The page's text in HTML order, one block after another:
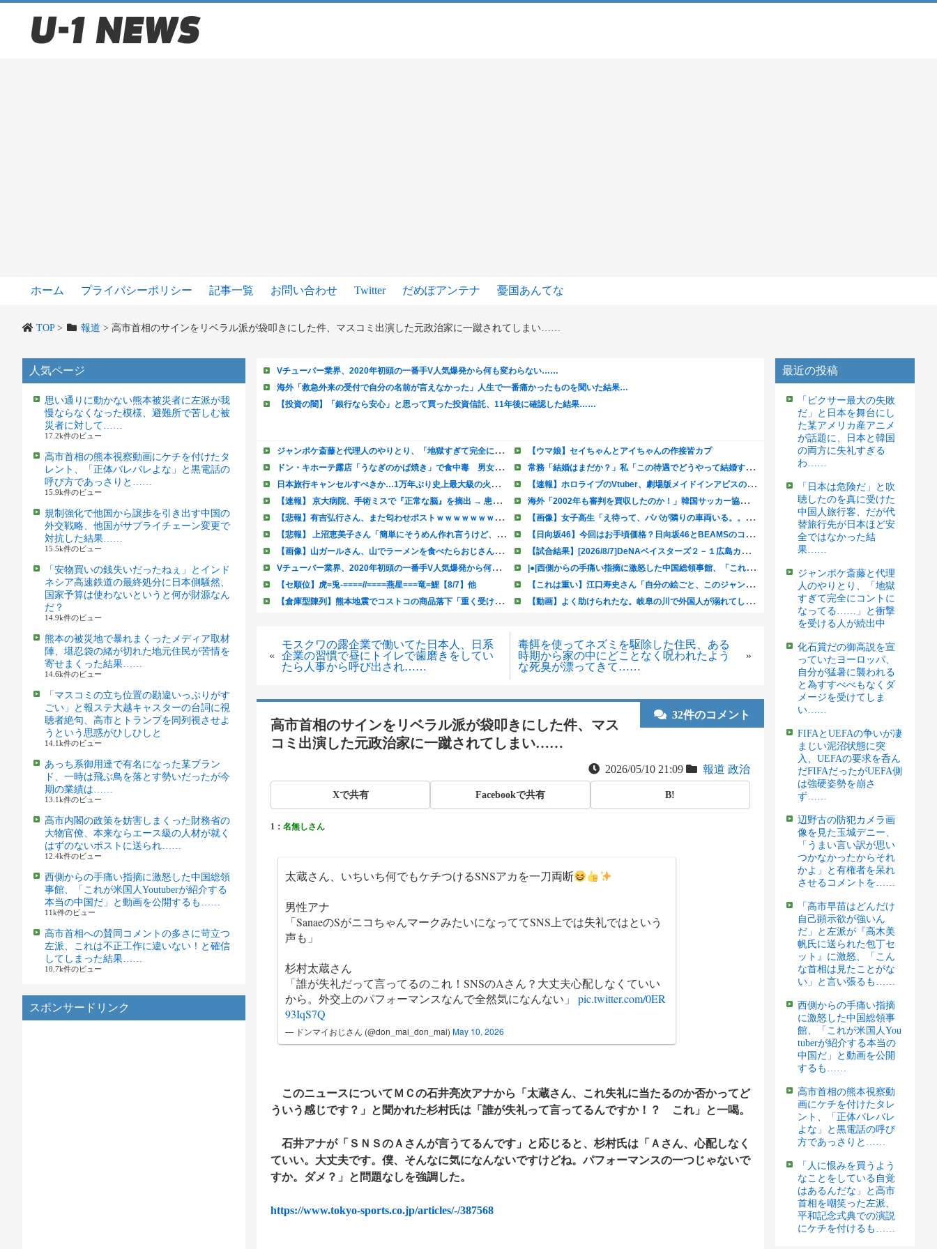
ホーム プライバシーポリシー 記事一覧 お問い合わせ Twitter だめぽアンテナ 憂国あんてな
TOP> 報道 > 高市首相のサインをリベラル派が袋叩きにした件、マスコミ出演した元政治家に一蹴されてしまい……
人気ページ
思い通りに動かない熊本被災者に左派が我
慢ならなくなった模様、避難所で苦しむ被
災者に対して……
17.2k件のビュー
高市首相の熊本視察動画にケチを付けたタ
レント、「正体バレバレよな」と黒電話の
呼び方であっさりと……
15.9k件のビュー
規制強化で他国から譲歩を引き出す中国の
外交戦略、他国がサプライチェーン変更で
対抗した結果……
15.5k件のビュー
「安物買いの銭失いだったねぇ」とインド
ネシア高速鉄道の最終処分に日本側騒然、
国家予算は使わないというと何が財源なん
だ？
14.9k件のビュー
熊本の被災地で暴れまくったメディア取材
陣、堪忍袋の緒が切れた地元住民が苦情を
寄せまくった結果……
14.6k件のビュー
「マスコミの立ち位置の勘違いっぷりがす
ごい」と報ステ大越キャスターの台詞に視
聴者絶句、高市とトランプを同列視させよ
うという思惑がひしひしと
14.1k件のビュー
あっち系御用達で有名になった某ブラン
ド、一時は飛ぶ鳥を落とす勢いだったが今
期の業績は……
13.1k件のビュー
高市内閣の政策を妨害しまくった財務省の
大物官僚、本来ならエース級の人材が就く
はずのないポストに送られ……
12.4k件のビュー
西側からの手痛い指摘に激怒した中国総領
事館、「これが米国人Youtuberが紹介する
本当の中国だ」と動画を公開するも……
11k件のビュー
高市首相への賛同コメントの多さに苛立つ
左派、これは不正工作に違いない！と確信
してしまった結果……
10.7k件のビュー
スポンサードリンク
«
モスクワの露企業で働いてた日本人、日系
企業の習慣で昼にトイレで歯磨きをしてい
たら人事から呼び出され……
毒餌を使ってネズミを駆除した住民、ある
時期から家の中にどことなく呪われたよう
な死臭が漂ってきて……
»
32件のコメント
高市首相のサインをリベラル派が袋叩きにした件、マス
コミ出演した元政治家に一蹴されてしまい……
2026/05/10 21:09 報道 政治
Xで共有 Facebookで共有 B!
1： 名無しさん
太蔵さん、いちいち何でもケチつけるSNSアカを一刀両断
男性アナ
「SanaeのSがニコちゃんマークみたいになっててSNS上では失礼ではという
声も」
杉村太蔵さん
「誰が失礼だって言ってるのこれ！SNSのAさん？大丈夫心配しなくていい
から。外交上のパフォーマンスなんで全然気になんない」 pic.twitter.com/0ER
93IqS7Q
— ドンマイおじさん (@don_mai_don_mai) May 10, 2026
このニュースについてＭＣの石井亮次アナから「太蔵さん、これ失礼に当たるのか否かってど
ういう感じです？」と聞かれた杉村氏は「誰が失礼って言ってるんですか！？ これ」と一喝。
石井アナが「ＳＮＳのＡさんが言うてるんです」と応じると、杉村氏は「Ａさん、心配しなく
ていい。大丈夫です。僕、そんなに気になんないですけどね。パフォーマンスの一つじゃないで
すか。ダメ？」と問題なしを強調した。
https://www.tokyo-sports.co.jp/articles/-/387568
最近の投稿
「ピクサー最大の失敗
だ」と日本を舞台にし
た某アメリカ産アニメ
が話題に、日本と韓国
の両方に失礼すぎる
わ……
「日本は危険だ」と吹
聴したのを真に受けた
中国人旅行客、だが代
替旅行先が日本ほど安
全ではなかった結
果……
ジャンポケ斎藤と代理
人のやりとり、「地獄
すぎて完全にコントに
なってる……」と衝撃
を受ける人が続出中
化石賞だの御高説を宣
っていたヨーロッパ、
自分が猛暑に襲われる
と為すすべべもなくダ
メージを受けてしま
い……
FIFAとUEFAの争いが凄
まじい泥沼状態に突
入、UEFAの要求を呑ん
だFIFAだったがUEFA側
は強硬姿勢を崩さ
ず……
辺野古の防犯カメラ画
像を見た玉城デニー、
「うまい言い訳が思い
つかなかったからそれ
かよ」と有権者を呆れ
させるコメントを……
「高市早苗はどんだけ
自己顕示欲が強いん
だ」と左派が『高木美
帆氏に送られた包丁セ
ット』に激怒、「こん
な首相は見たことがな
い」と言い張るも……
西側からの手痛い指摘
に激怒した中国総領事
館、「これが米国人You
tuberが紹介する本当の
中国だ」と動画を公開
するも……
高市首相の熊本視察動
画にケチを付けたタレ
ント、「正体バレバレ
よな」と黒電話の呼び
方であっさりと……
「人に恨みを買うよう
なことをしている自覚
はあるんだな」と高市
首相を嘲笑った左派、
平和記念式典での演説
にケチを付けるも……